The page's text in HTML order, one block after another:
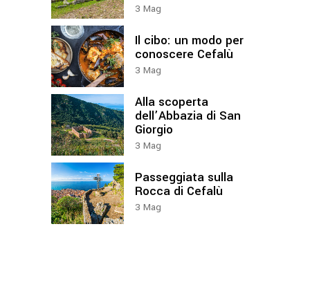
3 Mag
Il cibo: un modo per
conoscere Cefalù
3 Mag
Alla scoperta
dell’Abbazia di San
Giorgio
3 Mag
Passeggiata sulla
Rocca di Cefalù
3 Mag